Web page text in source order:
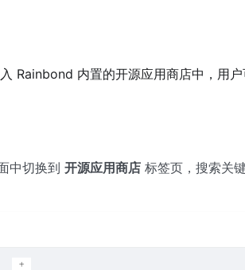
Rainbond 内置的开源应用商店中，用
中切换到 开源应用商店 标签页，搜索关